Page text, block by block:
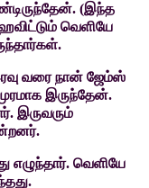
(இந்த
வெளியே
வரை நான் ஜேம்ஸ்
இருந்தேன்.
இருவரும்
எழுந்தார். வெளியே